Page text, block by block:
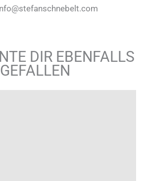
DIR EBENFALLS
GEFALLEN